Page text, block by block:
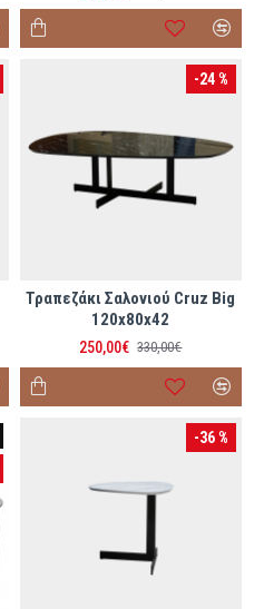
-24 %
Τραπεζάκι Σαλονιού Cruz Big
120x80x42
250,00€ 330,00€
-36 %